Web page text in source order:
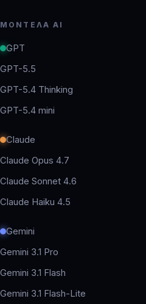
ΜΟΝΤΈΛΑ AI
GPT
GPT-5.5
GPT-5.4 Thinking
GPT-5.4 mini
Claude
Claude Opus 4.7
Claude Sonnet 4.6
Claude Haiku 4.5
Gemini
Gemini 3.1 Pro
Gemini 3.1 Flash
Gemini 3.1 Flash-Lite